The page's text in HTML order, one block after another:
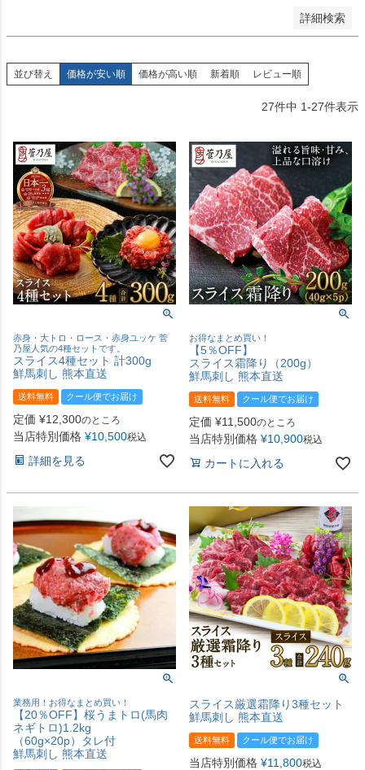
詳細検索
並び替え 価格が安い順 価格が高い順 新着順 レビュー順
27件中 1-27件表示
赤身・大トロ・ロース・赤身ユッケ 菅
乃屋人気の4種セットです。
スライス4種セット 計300g
鮮馬刺し 熊本直送
送料無料 クール便でお届け
定価 ¥12,300のところ
当店特別価格 ¥10,500税込
詳細を見る
お得なまとめ買い！
【5％OFF】
スライス霜降り（200g）
鮮馬刺し 熊本直送
送料無料 クール便でお届け
定価 ¥11,500のところ
当店特別価格 ¥10,900税込
カートに入れる
業務用！お得なまとめ買い！
【20％OFF】桜うまトロ(馬肉
ネギトロ)1.2kg
（60g×20p）タレ付
鮮馬刺し 熊本直送
スライス厳選霜降り3種セット
鮮馬刺し 熊本直送
送料無料 クール便でお届け
当店特別価格 ¥11,800税込